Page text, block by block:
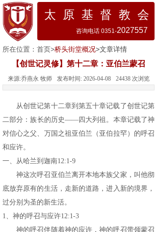
太 原 基 督 教 会
咨询电话 0351-2027557
所在位置： 首页>桥头街堂概况>文章详情
【创世记灵修】第十二章：亚伯兰蒙召
来源:乔燕永 牧师 发布时间: 2026-04-08 24438 次浏览
从创世记第十二章到第五十章记载了创世记第
二部分：族长的历史——四大列祖。本章记载了神
对信心之父、万国之祖亚伯兰（亚伯拉罕）的呼召
和应许。
一、从哈兰到迦南12:1-9
神这次呼召亚伯兰离开本地本族父家，叫他彻
底放弃原有的生活，走新的道路，进入新的境界，
过分别为圣的新生活。
1、神的呼召与应许12:1-3
神的呼召伴随着神的应许，神的呼召带领蒙召